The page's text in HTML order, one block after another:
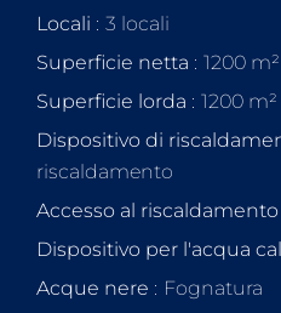
Locali
3 locali
Superficie netta
1200 m²
Superficie lorda
1200 m²
Dispositivo di
riscaldamento
Accesso al riscaldamento
Dispositivo per l'acqua
Acque nere
Fognatura